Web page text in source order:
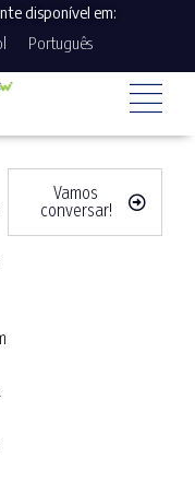
disponível em:
Português
Vamos
conversar!